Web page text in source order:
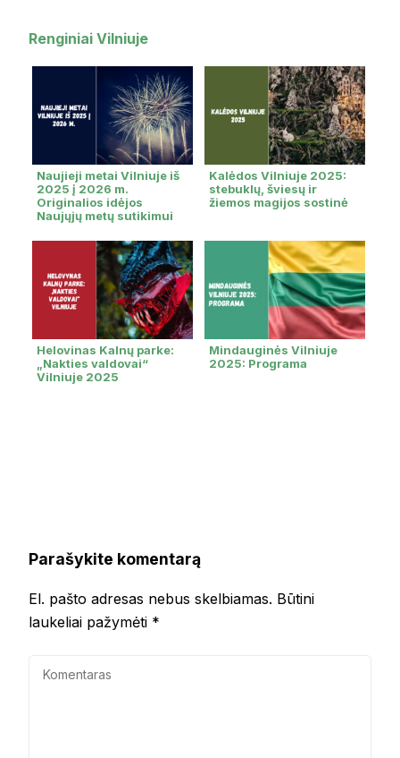
Renginiai Vilniuje
Naujieji metai Vilniuje iš
2025 į 2026 m.
Originalios idėjos
Naujųjų metų sutikimui
Kalėdos Vilniuje 2025:
stebuklų, šviesų ir
žiemos magijos sostinė
Helovinas Kalnų parke:
„Nakties valdovai“
Vilniuje 2025
Mindauginės Vilniuje
2025: Programa
Parašykite komentarą
El. pašto adresas nebus skelbiamas. Būtini
laukeliai pažymėti *